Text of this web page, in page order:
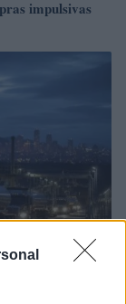
impulsivas